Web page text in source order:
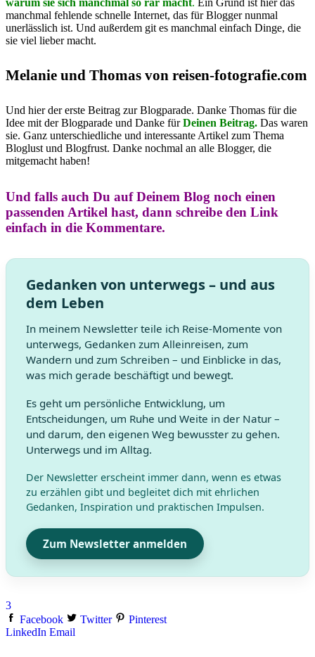
warum sie sich manchmal so rar macht. Ein Grund ist hier das
manchmal fehlende schnelle Internet, das für Blogger nunmal
unerlässlich ist. Und außerdem git es manchmal einfach Dinge, die
sie viel lieber macht.
Melanie und Thomas von reisen-fotografie.com
Und hier der erste Beitrag zur Blogparade. Danke Thomas für die
Idee mit der Blogparade und Danke fürDeinen Beitrag. Das waren
sie. Ganz unterschiedliche und interessante Artikel zum Thema
Bloglust und Blogfrust. Danke nochmal an alle Blogger, die
mitgemacht haben!
Und falls auch Du auf Deinem Blog noch einen
passenden Artikel hast, dann schreibe den Link
einfach in die Kommentare.
Gedanken von unterwegs – und aus
dem Leben
In meinem Newsletter teile ich Reise-Momente von
unterwegs, Gedanken zum Alleinreisen, zum
Wandern und zum Schreiben – und Einblicke in das,
was mich gerade beschäftigt und bewegt.
Es geht um persönliche Entwicklung, um
Entscheidungen, um Ruhe und Weite in der Natur –
und darum, den eigenen Weg bewusster zu gehen.
Unterwegs und im Alltag.
Der Newsletter erscheint immer dann, wenn es etwas
zu erzählen gibt und begleitet dich mit ehrlichen
Gedanken, Inspiration und praktischen Impulsen.
Zum Newsletter anmelden
3
Facebook
Twitter
Pinterest
LinkedIn Email